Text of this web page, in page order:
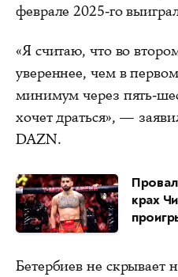
феврале 2025-го
«Я считаю, что во
увереннее, чем в
минимум через пять-
хочет драться», —
DAZN.
крах
Бетербиев не скрывает